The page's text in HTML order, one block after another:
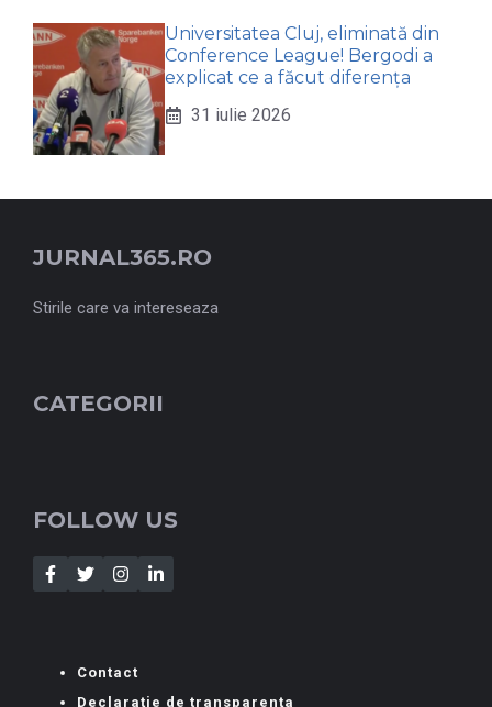
Universitatea Cluj, eliminată din
Conference League! Bergodi a
explicat ce a făcut diferența
31 iulie 2026
JURNAL365.RO
Stirile care va intereseaza
CATEGORII
FOLLOW US
Contact
Declarație de transparența